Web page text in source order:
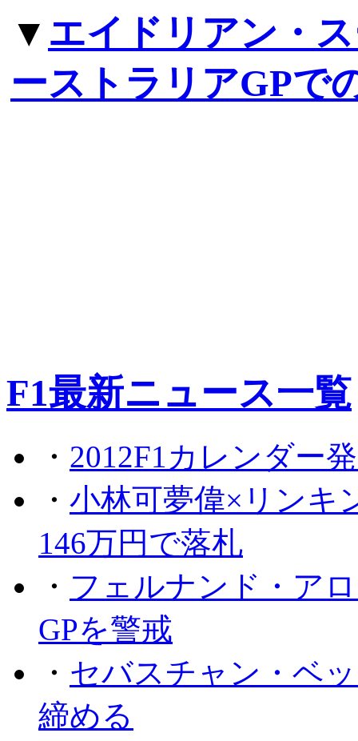
▼ エイドリアン・
ーストラリアGPで
F1最新ニュース一覧
・ 2012F1カレンダー
・ 小林可夢偉×リンキ
146万円で落札
・ フェルナンド・ア
GPを警戒
・ セバスチャン・ベ
締める